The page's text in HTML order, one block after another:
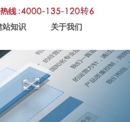
站知识 关于我们
局 软件开发